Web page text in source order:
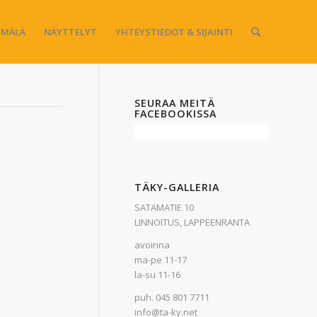
NÄYTTELYT YHTEYSTIEDOT & SIJAINTI
SEURAA MEITÄ
FACEBOOKISSA
TÄKY-GALLERIA
SATAMATIE 10
LINNOITUS, LAPPEENRANTA
avoinna
ma-pe 11-17
la-su 11-16
puh. 045 801 7711
info@ta-ky.net